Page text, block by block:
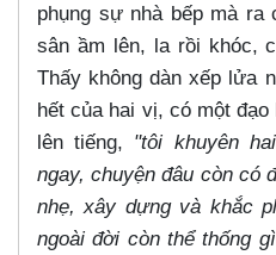
phụng sự nhà bếp mà ra
sân ầm lên, la rồi khóc,
Thấy không dàn xếp lửa
hết của hai vị, có một
lên tiếng, "tôi khuyên
ngay, chuyện đâu còn có
nhẹ, xây dựng và khắc
ngoài đời còn thể thống